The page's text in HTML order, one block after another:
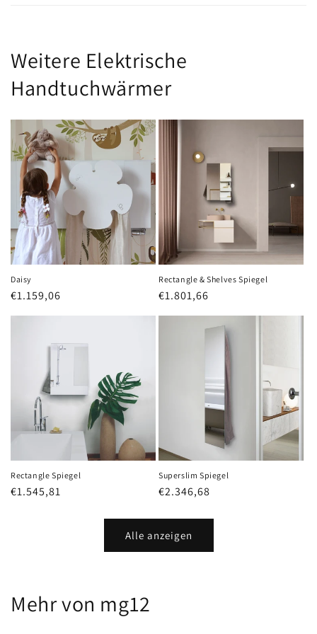
Weitere Elektrische
Handtuchwärmer
Daisy
Normaler
€1.159,06
Rectangle & Shelves Spiegel
Normaler
€1.801,66
Rectangle Spiegel
Normaler
€1.545,81
Superslim Spiegel
Normaler
€2.346,68
Alle anzeigen
Mehr von mg12